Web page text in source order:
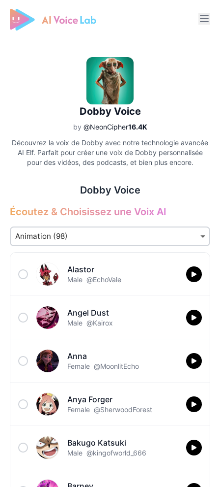
Free AI Cover & AI Voice Over
Dobby Voice
by @NeonCipher16.4K
Découvrez la voix de Dobby avec notre technologie avancée
AI Elf. Parfait pour créer une voix de Dobby personnalisée
pour des vidéos, des podcasts, et bien plus encore.
Dobby Voice
Écoutez & Choisissez une Voix AI
Alastor
Male @EchoVale
Angel Dust
Male @Kairox
Anna
Female @MoonlitEcho
Anya Forger
Female @SherwoodForest
Bakugo Katsuki
Male @kingofworld_666